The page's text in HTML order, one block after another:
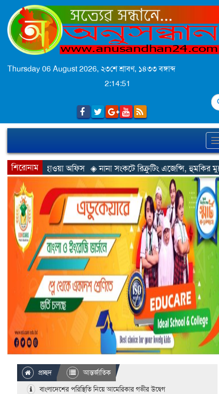
Thursday 06 August 2026, ২৩শে শ্রাবণ, ১৪৩৩ বঙ্গাব্দ
2:14:54
শিরোনাম
◈ নানা সংকটে রিক্রুটিং এজেন্সি, হুমকির মুখে শ্রম রপ্তানি ◈ খুলনায়
প্রচ্ছদ
আন্তর্জাতিক
বাংলাদেশের পরিস্থিতি নিয়ে আমেরিকার গভীর উদ্বেগ